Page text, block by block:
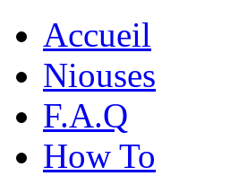
Accueil
Niouses
F.A.Q
How To